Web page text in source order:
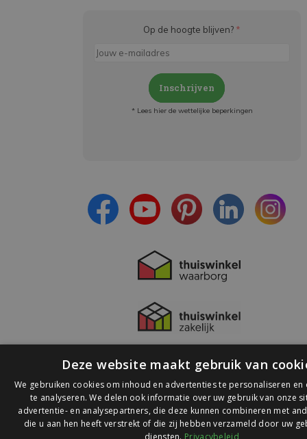
Op de hoogte blijven? *
Inschrijven
* Lees hier de wettelijke beperkingen
© 2026 Ledlichtdiscounter.nl
Deze website maakt gebruik van
We gebruiken cookies om inhoud en advertenties te personaliseren en
te analyseren. We delen ook informatie over uw gebruik van onze
advertentie- en analysepartners, die deze kunnen combineren met
die u aan hen heeft verstrekt of die zij hebben verzameld door uw
diensten. Privacybeleid